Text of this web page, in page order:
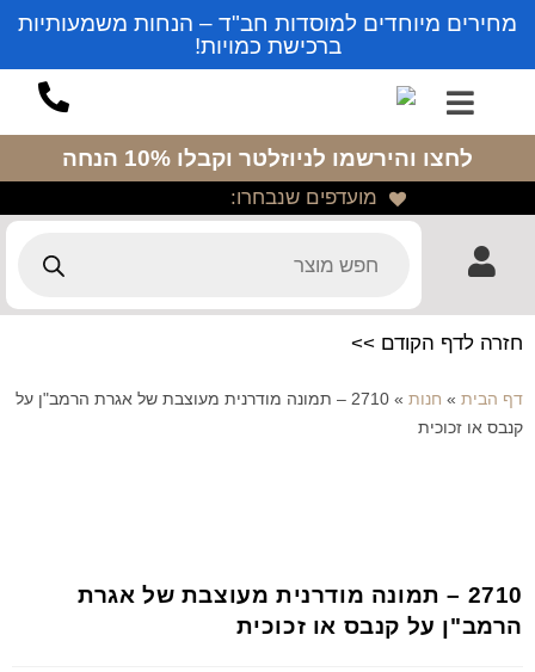
מחירים מיוחדים למוסדות חב"ד – הנחות משמעותיות
ברכישת כמויות!
לחצו והירשמו לניוזלטר וקבלו 10% הנחה
מועדפים שנבחרו:
חזרה לדף הקודם >>
דף הבית » חנות »
2710 – תמונה מודרנית מעוצבת של אגרת הרמב"ן על
קנבס או זכוכית
2710 – תמונה מודרנית מעוצבת של אגרת
הרמב"ן על קנבס או זכוכית